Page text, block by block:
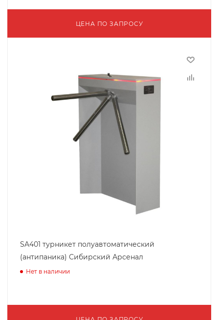
ЦЕНА ПО ЗАПРОСУ
SA401 турникет полуавтоматический
(антипаника) Сибирский Арсенал
Нет в наличии